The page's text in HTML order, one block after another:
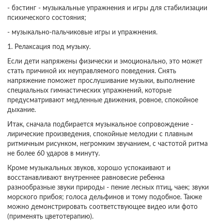
- бэстинг - музыкальные упражнения и игры для стабилизации
психического состояния;
- музыкально-пальчиковые игры и упражнения.
1. Релаксация под музыку.
Если дети напряжены физически и эмоционально, это может
стать причиной их неуправляемого поведения. Снять
напряжение поможет прослушивание музыки, выполнение
специальных гимнастических упражнений, которые
предусматривают медленные движения, ровное, спокойное
дыхание.
Итак, сначала подбирается музыкальное сопровождение -
лирические произведения, спокойные мелодии с плавным
ритмичным рисунком, негромким звучанием, с частотой ритма
не более 60 ударов в минуту.
Кроме музыкальных звуков, хорошо успокаивают и
восстанавливают внутреннее равновесие ребенка
разнообразные звуки природы - пение лесных птиц, чаек; звуки
морского прибоя; голоса дельфинов и тому подобное. Также
можно демонстрировать соответствующее видео или фото
(применять цветотерапию).